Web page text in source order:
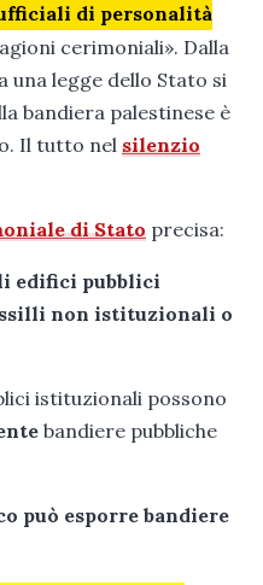
di personalità
cerimoniali». Dalla
legge dello Stato si
bandiera palestinese è
Il tutto nel silenzio
di Stato precisa:
edifici pubblici
non istituzionali o
istituzionali possono
bandiere pubbliche
può esporre bandiere